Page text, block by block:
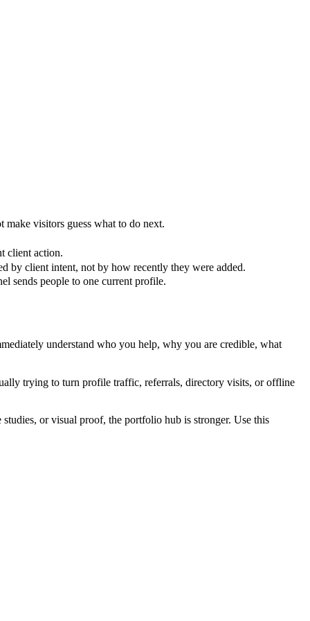
visitors guess what to do next.
client action.
by client intent, not by how recently they were added.
sends people to one current profile.
understand who you help, why you are credible, what
trying to turn profile traffic, referrals, directory visits, or offline
or visual proof, the portfolio hub is stronger. Use this